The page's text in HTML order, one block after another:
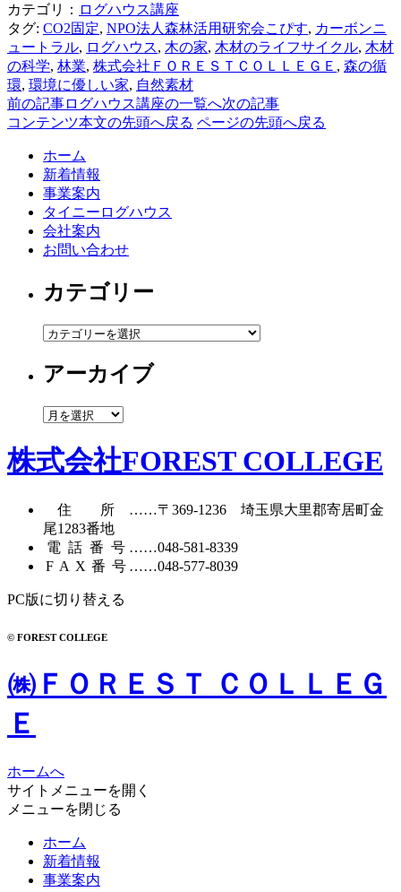
カテゴリ： ログハウス講座
タグ: CO2固定, NPO法人森林活用研究会こぴす, カーボンニ
ュートラル, ログハウス, 木の家, 木材のライフサイクル, 木材
の科学, 林業, 株式会社ＦＯＲＥＳＴＣＯＬＬＥＧＥ , 森の循
環, 環境に優しい家, 自然素材
前の記事ログハウス講座の一覧へ次の記事
コンテンツ本文の先頭へ戻る ページの先頭へ戻る
ホーム
新着情報
事業案内
タイニーログハウス
会社案内
お問い合わせ
カテゴリー
カ
ゴ
ー
アーカイブ
ア
カ
イ
株式会社FOREST COLLEGE
住所……〒369-1236 埼玉県大里郡寄居町金
尾1283番地
電話番号……048-581-8339
FAX番号……048-577-8039
PC版に切り替える
© FOREST COLLEGE
㈱ＦＯＲＥＳＴ ＣＯＬＬＥＧ
Ｅ
ホームへ
サイトメニューを開く
メニューを閉じる
ホーム
新着情報
事業案内